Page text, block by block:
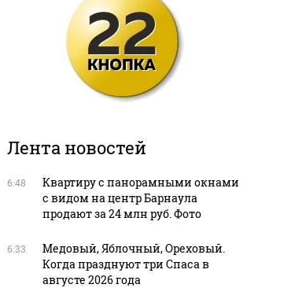
Лента новостей
6:48
Квартиру с панорамными окнами
с видом на центр Барнаула
продают за 24 млн руб. Фото
6:33
Медовый, Яблочный, Ореховый.
Когда празднуют три Спаса в
августе 2026 года